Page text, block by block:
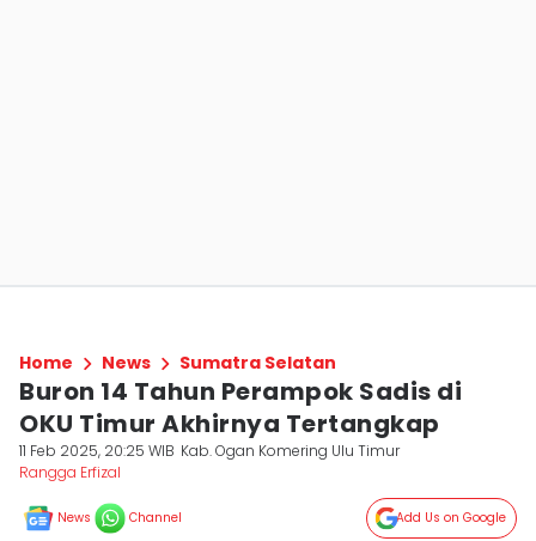
Home News Sumatra Selatan
Buron 14 Tahun Perampok Sadis di
OKU Timur Akhirnya Tertangkap
11 Feb 2025, 20:25 WIB Kab. Ogan Komering Ulu Timur
Rangga Erfizal
News Channel Add Us on Google